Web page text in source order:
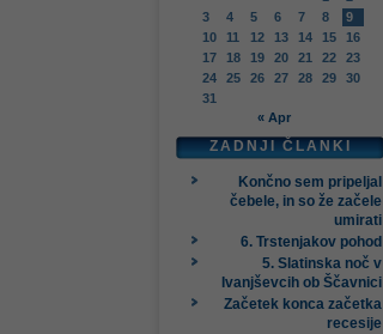
3
4 5 6 7 8
9
10
11 12 13 14 15
16
17
18 19 20 21 22
23
24
25 26 27 28 29
30
31
« Apr
ZADNJI ČLANKI
Končno sem pripeljal
čebele, in so že začele
umirati
6. Trstenjakov pohod
5. Slatinska noč v
Ivanjševcih ob Ščavnici
Začetek konca začetka
recesije